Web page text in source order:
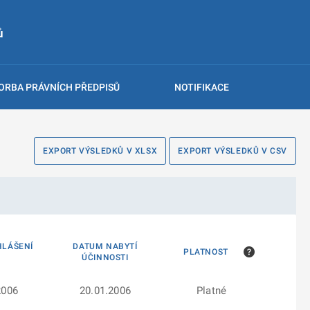
PRÁVNÍCH PŘEDPISŮ NOTIFIKACE
EXPORT VÝSLEDKŮ V XLSX EXPORT VÝSLEDKŮ V CSV
DATUM NABYTÍ
ÚČINNOSTI
PLATNOST
20.01.2006 Platné